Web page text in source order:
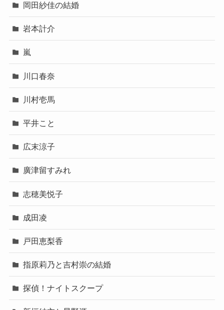
岡田紗佳の結婚
岩本計介
嵐
川口春奈
川村壱馬
平井こと
広末涼子
廣津留すみれ
志穂美悦子
成田凌
戸田恵梨香
指原莉乃と吉村崇の結婚
探偵！ナイトスクープ